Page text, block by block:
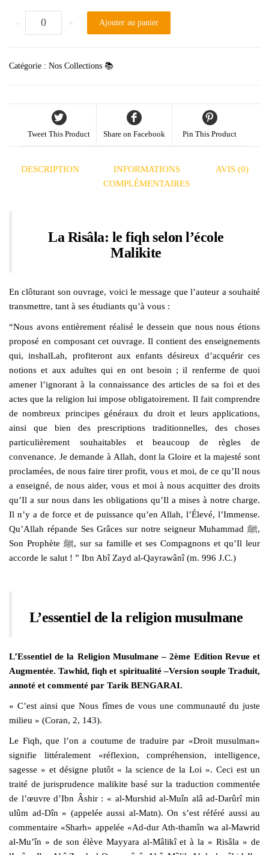
- quantité de La Risâla & L'essentiel de la religion musulmane
+ Ajouter au panier
Catégorie : Nos Collections 📚
Tweet This Product Share on Facebook Pin This Product
DESCRIPTION
INFORMATIONS
COMPLÉMENTAIRES
AVIS (0)
La Risâla: le fiqh selon l’école
Malikite
En clôturant son ouvrage, voici le message que l’auteur a souhaité
transmettre, tant à ses étudiants qu’à vous :
“Nous avons entièrement réalisé le dessein que nous nous étions
proposé en composant cet ouvrage. Il contient des enseignements
qui, inshalLah, profiteront aux enfants désireux d’acquérir ces
notions et aux adultes qui en ont besoin ; il renferme de quoi
amener l’ignorant à la connaissance des articles de sa foi et des
actes que la religion lui impose obligatoirement. Il fait comprendre
de nombreux principes généraux du droit et leurs applications,
ainsi que bien des prescriptions traditionnelles, des choses
particulièrement souhaitables et beaucoup de règles de
convenance. Je demande à Allah, dont la Gloire et la majesté sont
proclamées, de nous faire tirer profit, vous et moi, de ce qu’Il nous
a enseigné, de nous aider, vous et moi à nous acquitter des droits
qu’Il a sur nous dans les obligations qu’Il a mises à notre charge.
Il n’y a de force et de puissance qu’en Allah, l’Élevé, l’Immense.
Qu’Allah répande Ses Grâces sur notre seigneur Muhammad ﷺ,
Son Prophète ﷺ, sur sa famille et ses Compagnons et qu’Il leur
accorde le salut ! ” Ibn Abî Zayd al-Qayrawânî (m. 996 J.C.)
L’essentiel de la religion musulmane
L’Essentiel de la Religion Musulmane – 2ème Edition Revue et
Augmentée. Tawhîd, fiqh et spiritualité –Version souple Traduit,
annoté et commenté par Tarik BENGARAI.
« C’est ainsi que Nous fîmes de vous une communauté du juste
milieu » (Coran, 2, 143).
Le Fiqh, que l’on a coutume de traduire par «Droit musulman»
signifie littéralement «réflexion, compréhension, intelligence,
sagesse » et désigne plutôt « la science de la Loi ». Ceci est un
traité de jurisprudence malikite basé sur la traduction commentée
de l’œuvre d’Ibn Âshir : « al-Murshid al-Muîn alâ ad-Darûrî min
ulûm ad-Dîn » (appelée aussi al-Matn). On s’est référé aussi au
commentaire «Sharh» appelée «Ad-dur Ath-thamîn wa al-Mawrid
al-Mu’în » de son élève Mayyara al-Mâlikî et à la « Risâla » de